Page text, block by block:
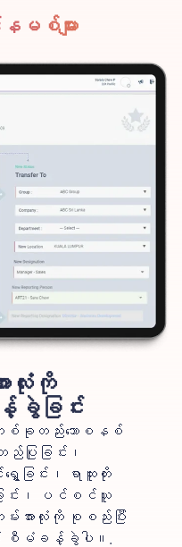
စ်များ
လုံးကို
ခြင်း
စ်ခုတည်းသောစနစ်
ပြုခြင်း၊
ခြင်း၊ ရာထူးတိုး
ြင်း၊ ပင်စင်ယူ
ားလုံးကို စုစည်းပြီး
စီမံခန့်ခွဲပါ။.